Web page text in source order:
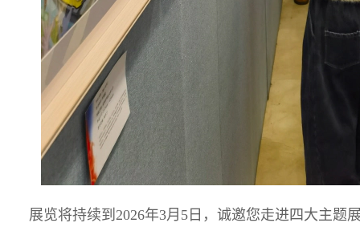
展览将持续到2026年3月5日，诚邀您走进四大主题